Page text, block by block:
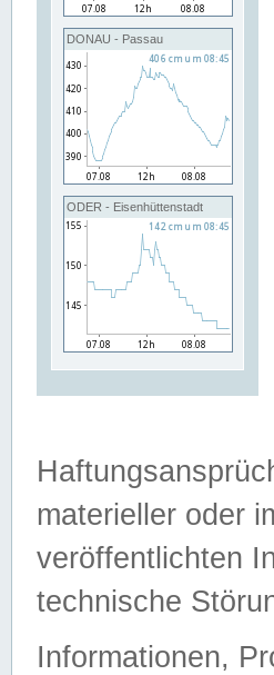
DONAU - Passau
ODER - Eisenhüttenstadt
materieller oder
veröffentlichten
technische
Informationen,